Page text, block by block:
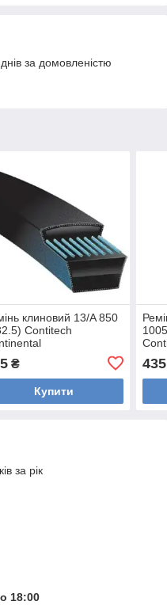
за домовленістю
клиновий 13/A 850
Contitech
₴
Купити
435
за рік
18:00